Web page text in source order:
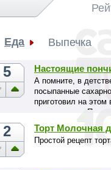
Еда Выпечка
5 Настоящие
А помните, в
посыпанные
приготовил на
вкус детства.
2 Торт Молочная
Простой рецепт